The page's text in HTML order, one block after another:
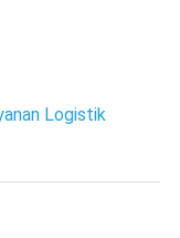
Logistik